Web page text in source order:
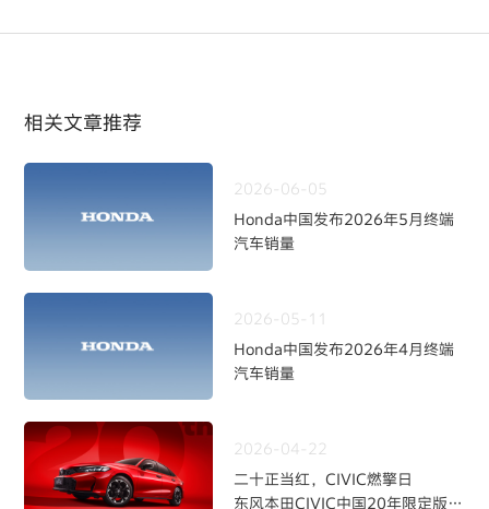
相关文章推荐
2026-06-05
Honda中国发布2026年5月终端
汽车销量
2026-05-11
Honda中国发布2026年4月终端
汽车销量
2026-04-22
二十正当红，CIVIC燃擎日
东风本田CIVIC中国20年限定版焕